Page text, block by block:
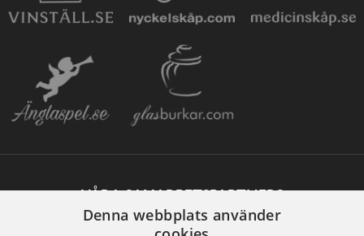
VÅRA SAMARBETSPARTNERS
Denna webbplats använder